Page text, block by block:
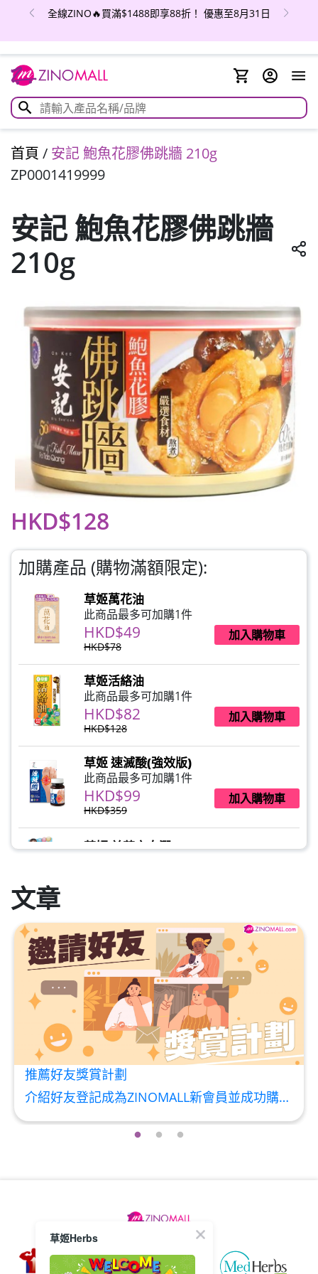
全線ZINO🔥買滿$1488即享88折！ 優惠至8月31日
首頁 / 安記 鮑魚花膠佛跳牆 210g
ZP0001419999
安記 鮑魚花膠佛跳牆
210g
HKD$128
加購產品 (購物滿額限定):
草姬萬花油
此商品最多可加購1件
HKD$49
HKD$78
加入購物車
草姬活絡油
此商品最多可加購1件
HKD$82
HKD$128
加入購物車
草姬 速滅酸(強效版)
此商品最多可加購1件
HKD$99
HKD$359
加入購物車
草姬 益菌之白潤
此商品最多可加購1件
HKD$169
HKD$369
加入購物車
男補精力丸5:1 (到期日2028年1月)
此商品最多可加購1件
HKD$169
HKD$449
加入購物車
理膚泉 無香大哥大防曬 50ml (2027年4
月)
HKD$88
此商品最多可加購1件
HKD$85
HKD$145
文章
推薦好友獎賞計劃
介紹好友登記成為ZINOMALL新會員並成功購物，您即可獲得$50Mall Dollar現金回贈，你的好友亦可同時獲得$50Mall Dollar現金回贈。 **舊會員必須完成首張訂單才可開通邀請好友獎賞計劃** 1. 舊會員可於 我的帳戶>>>邀請好友獎賞 中找到 好友推薦碼 (紅圈位置) 2. 會員可複製好友推薦碼並透過 Whatsapp / Facebook / Email分享給自己好友。推薦好友次數不限，介紹愈多新朋友，可獲得愈多Mall Dollar現金回贈。 3. 好友
草姬Herbs